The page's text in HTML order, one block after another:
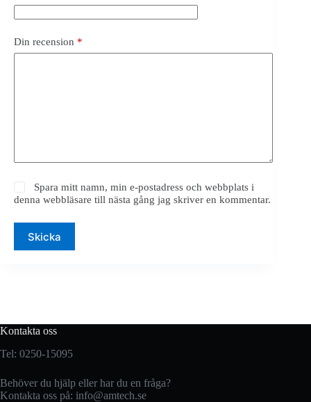
Din recension *
Spara mitt namn, min e-postadress och webbplats i
denna webbläsare till nästa gång jag skriver en kommentar.
Skicka
Kontakta oss
Tel: 0250-15095
Behöver du hjälp eller har du en fråga?
Kontakta oss på: info@amtech.se